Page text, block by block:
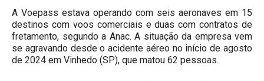
A Voepass estava operando com seis aeronaves em 15
destinos com voos comerciais e duas com contratos de
fretamento, segundo a Anac. A situação da empresa vem
se agravando desde o acidente aéreo no início de agosto
de 2024 em Vinhedo (SP), que matou 62 pessoas.